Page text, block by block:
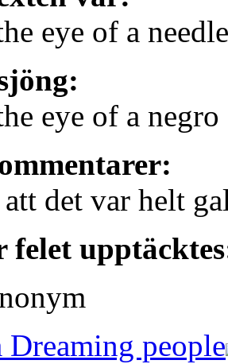
eye of a needle
eye of a negro
det var helt
felet
Dreaming people